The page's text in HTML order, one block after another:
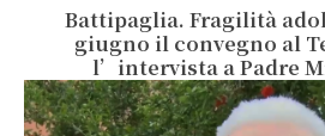
Battipaglia. Fragilità
giugno il convegno al
l’intervista a Padre